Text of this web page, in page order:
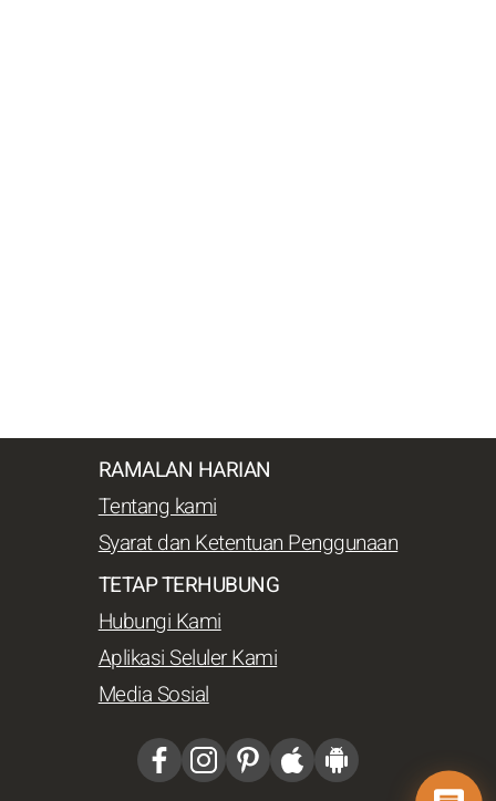
RAMALAN HARIAN
Tentang kami
Syarat dan Ketentuan Penggunaan
TETAP TERHUBUNG
Hubungi Kami
Aplikasi Seluler Kami
Media Sosial